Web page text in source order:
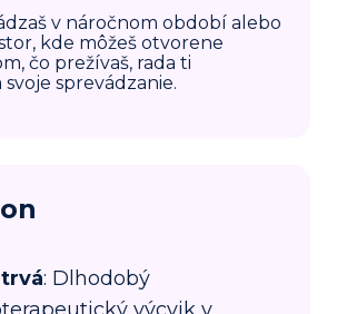
v náročnom období alebo
kde môžeš otvorene
čo prežívaš, rada ti
sprevádzanie.
trvá: Dlhodobý